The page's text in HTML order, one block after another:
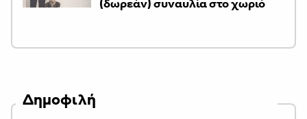
(δωρεάν) συναυλία στο χωριό
Δημοφιλή